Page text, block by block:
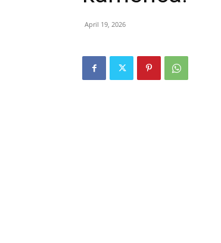
April 19, 2026